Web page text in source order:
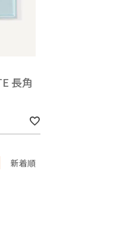
長角
新着順